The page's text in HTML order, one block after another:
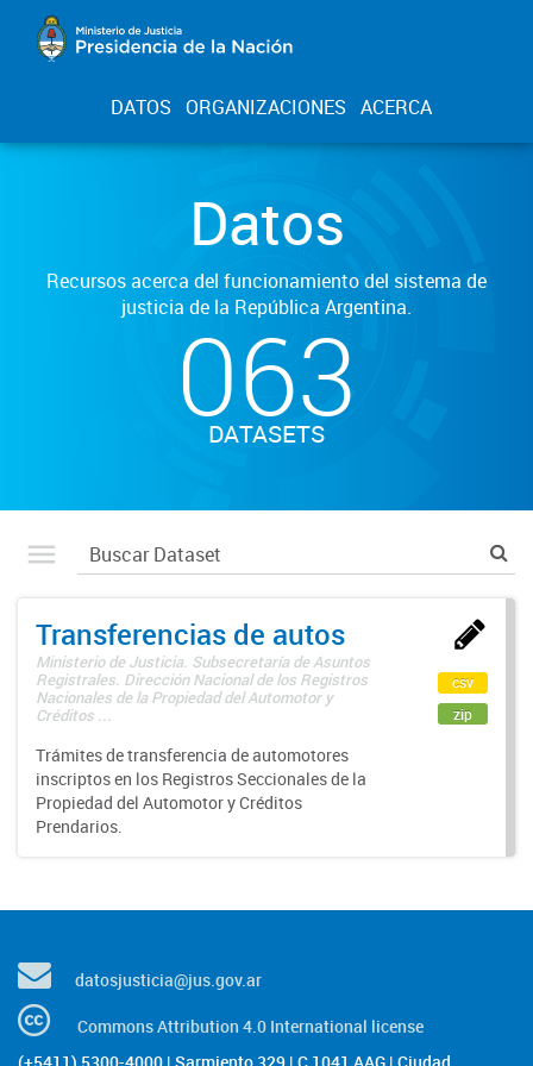
DATOS ORGANIZACIONES ACERCA
Datos
Recursos acerca del funcionamiento del sistema de
justicia de la República Argentina.
063
DATASETS
Transferencias de autos
Ministerio de Justicia. Subsecretaría de Asuntos
Registrales. Dirección Nacional de los Registros
Nacionales de la Propiedad del Automotor y
Créditos ...
Trámites de transferencia de automotores
inscriptos en los Registros Seccionales de la
Propiedad del Automotor y Créditos
Prendarios.
csv
zip
datosjusticia@jus.gov.ar
Commons Attribution 4.0 International license